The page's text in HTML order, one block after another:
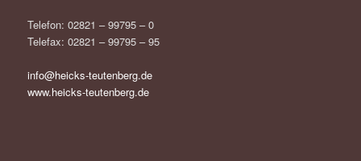
Telefon: 02821 – 99795 – 0
Telefax: 02821 – 99795 – 95
info@heicks-teutenberg.de
www.heicks-teutenberg.de